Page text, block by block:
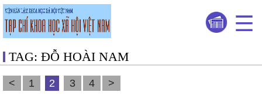
TAG: ĐỖ HOÀI NAM
< 1 2 3 4 >